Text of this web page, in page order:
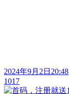
2024年9月2日20:48
1017